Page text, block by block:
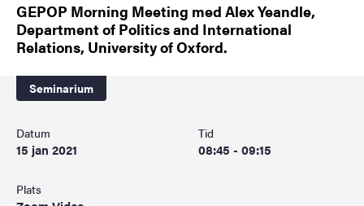
GEPOP Morning Meeting med Alex Yeandle,
Department of Politics and International
Relations, University of Oxford.
Seminarium
Datum
15 jan 2021
Tid
08:45 - 09:15
Plats